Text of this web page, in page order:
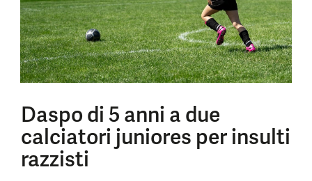
Daspo di 5 anni a due
calciatori juniores per insulti
razzisti